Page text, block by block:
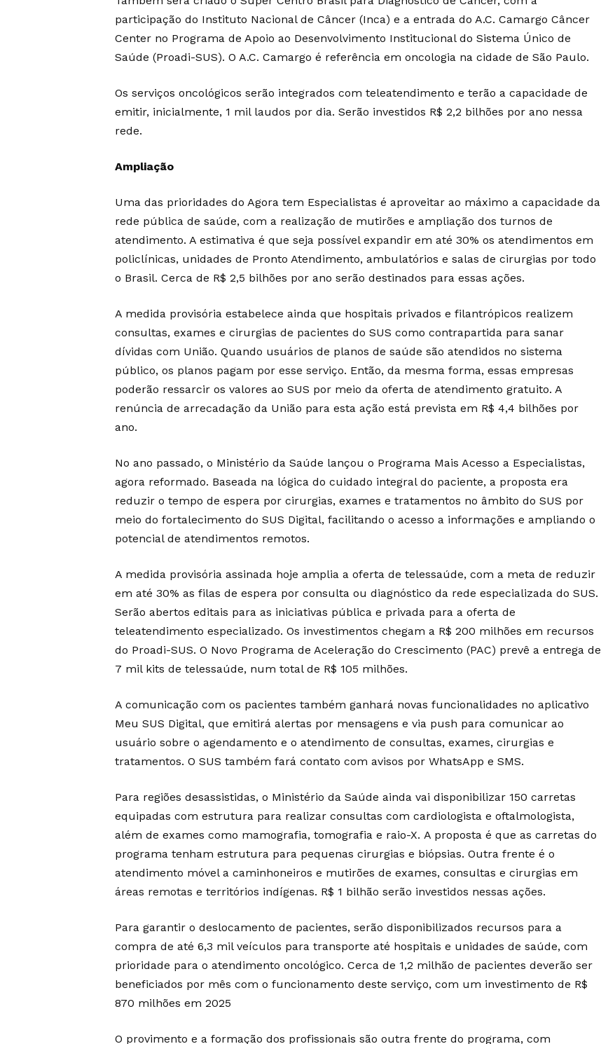
participação do Instituto Nacional de Câncer (Inca) e a entrada do A.C. Camargo Câncer
Center no Programa de Apoio ao Desenvolvimento Institucional do Sistema Único de
Saúde (Proadi-SUS). O A.C. Camargo é referência em oncologia na cidade de São Paulo.
Os serviços oncológicos serão integrados com teleatendimento e terão a capacidade de
emitir, inicialmente, 1 mil laudos por dia. Serão investidos R$ 2,2 bilhões por ano nessa
rede.
Ampliação
Uma das prioridades do Agora tem Especialistas é aproveitar ao máximo a capacidade da
rede pública de saúde, com a realização de mutirões e ampliação dos turnos de
atendimento. A estimativa é que seja possível expandir em até 30% os atendimentos em
policlínicas, unidades de Pronto Atendimento, ambulatórios e salas de cirurgias por todo
o Brasil. Cerca de R$ 2,5 bilhões por ano serão destinados para essas ações.
A medida provisória estabelece ainda que hospitais privados e filantrópicos realizem
consultas, exames e cirurgias de pacientes do SUS como contrapartida para sanar
dívidas com União. Quando usuários de planos de saúde são atendidos no sistema
público, os planos pagam por esse serviço. Então, da mesma forma, essas empresas
poderão ressarcir os valores ao SUS por meio da oferta de atendimento gratuito. A
renúncia de arrecadação da União para esta ação está prevista em R$ 4,4 bilhões por
ano.
No ano passado, o Ministério da Saúde lançou o Programa Mais Acesso a Especialistas,
agora reformado. Baseada na lógica do cuidado integral do paciente, a proposta era
reduzir o tempo de espera por cirurgias, exames e tratamentos no âmbito do SUS por
meio do fortalecimento do SUS Digital, facilitando o acesso a informações e ampliando o
potencial de atendimentos remotos.
A medida provisória assinada hoje amplia a oferta de telessaúde, com a meta de reduzir
em até 30% as filas de espera por consulta ou diagnóstico da rede especializada do SUS.
Serão abertos editais para as iniciativas pública e privada para a oferta de
teleatendimento especializado. Os investimentos chegam a R$ 200 milhões em recursos
do Proadi-SUS. O Novo Programa de Aceleração do Crescimento (PAC) prevê a entrega de
7 mil kits de telessaúde, num total de R$ 105 milhões.
A comunicação com os pacientes também ganhará novas funcionalidades no aplicativo
Meu SUS Digital, que emitirá alertas por mensagens e via push para comunicar ao
usuário sobre o agendamento e o atendimento de consultas, exames, cirurgias e
tratamentos. O SUS também fará contato com avisos por WhatsApp e SMS.
Para regiões desassistidas, o Ministério da Saúde ainda vai disponibilizar 150 carretas
equipadas com estrutura para realizar consultas com cardiologista e oftalmologista,
além de exames como mamografia, tomografia e raio-X. A proposta é que as carretas do
programa tenham estrutura para pequenas cirurgias e biópsias. Outra frente é o
atendimento móvel a caminhoneiros e mutirões de exames, consultas e cirurgias em
áreas remotas e territórios indígenas. R$ 1 bilhão serão investidos nessas ações.
Para garantir o deslocamento de pacientes, serão disponibilizados recursos para a
compra de até 6,3 mil veículos para transporte até hospitais e unidades de saúde, com
prioridade para o atendimento oncológico. Cerca de 1,2 milhão de pacientes deverão ser
beneficiados por mês com o funcionamento deste serviço, com um investimento de R$
870 milhões em 2025
O provimento e a formação dos profissionais são outra frente do programa, com